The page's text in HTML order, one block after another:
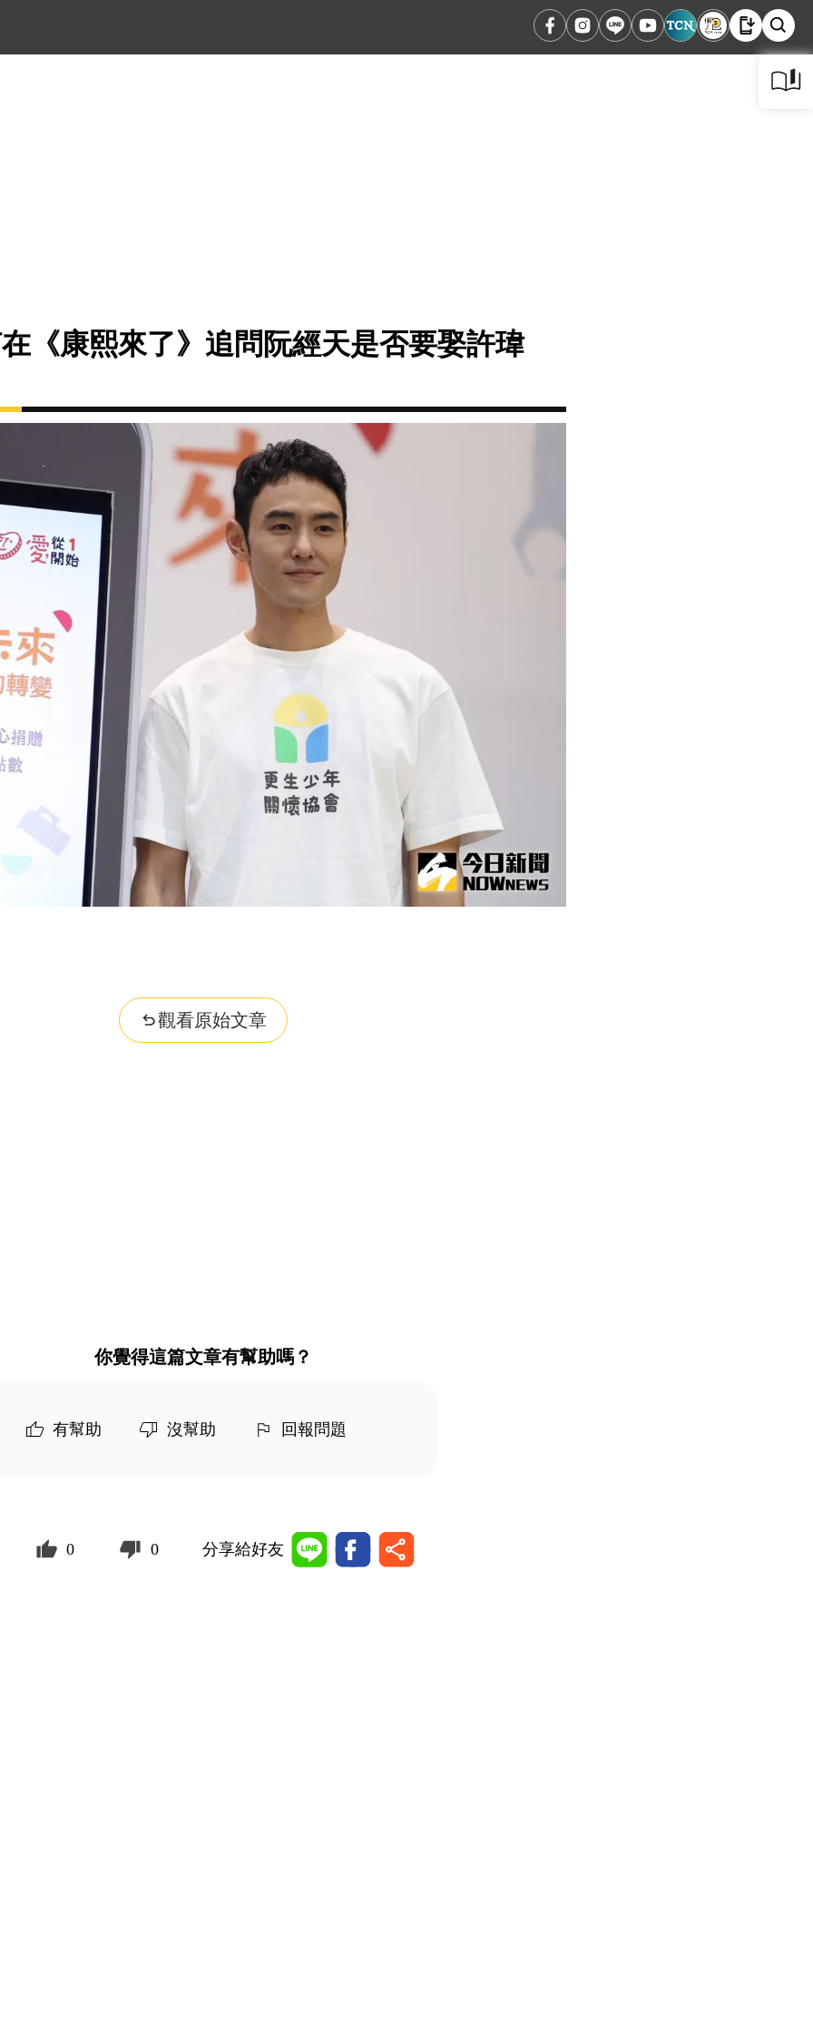
《康熙來了》追問阮經天是否要娶許瑋
觀看原始文章
你覺得這篇文章有幫助嗎？
有幫助 沒幫助 回報問題
0 0 分享給好友